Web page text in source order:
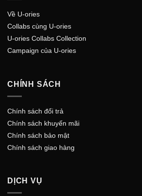
Về U-ories
Collabs cùng U-ories
U-ories Collabs Collection
Campaign của U-ories
CHÍNH SÁCH
Chính sách đổi trả
Chính sách khuyến mãi
Chính sách bảo mật
Chính sách giao hàng
DỊCH VỤ